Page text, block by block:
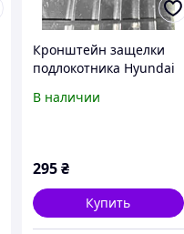
Кронштейн защелки
подлокотника Hyundai
В наличии
295₴
Купить